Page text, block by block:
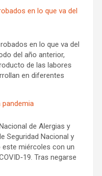
en lo que va del
en lo que va del
del año anterior,
de las labores
en diferentes
de Alergias y
Seguridad Nacional y
este miércoles con un
19. Tras negarse